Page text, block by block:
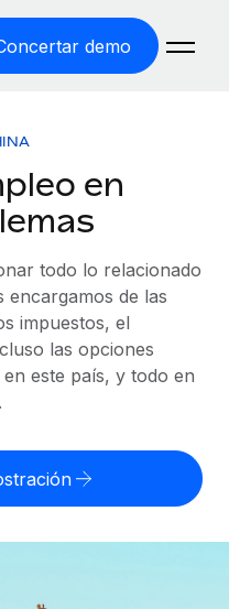
demo
sencilla y conforme a la
sin gastar en entidades.
global según el país.
UU.
los estados de EE.
clasificación errónea
errónea por país.
en
todo lo relacionado
encargamos de las
impuestos, el
las opciones
este país, y todo en